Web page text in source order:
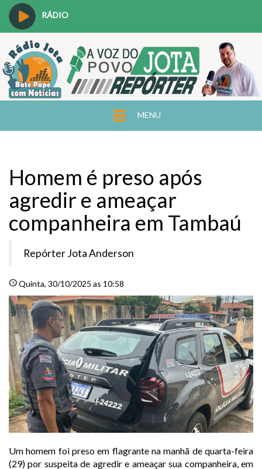
RÁDIO
MENU
Homem é preso após
agredir e ameaçar
companheira em Tambaú
Repórter Jota Anderson
scheduleQuinta, 30/10/2025 as 10:58
Um homem foi preso em flagrante na manhã de quarta-feira
(29) por suspeita de agredir e ameaçar sua companheira, em